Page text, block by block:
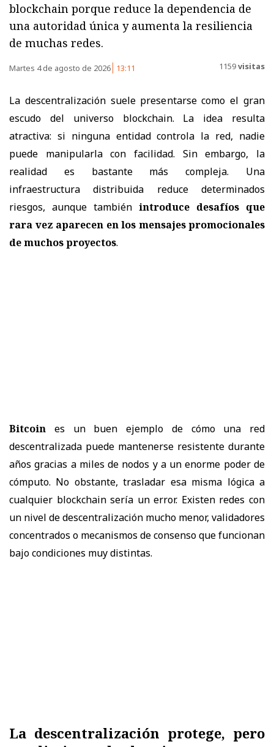
blockchain porque reduce la dependencia de
una autoridad única y aumenta la resiliencia
de muchas redes.
Martes 4 de agosto de 2026 13:11 1159visitas
La descentralización suele presentarse como el gran
escudo del universo blockchain. La idea resulta
atractiva: si ninguna entidad controla la red, nadie
puede manipularla con facilidad. Sin embargo, la
realidad es bastante más compleja. Una
infraestructura distribuida reduce determinados
riesgos, aunque también introduce desafíos que
rara vez aparecen en los mensajes promocionales
de muchos proyectos.
Bitcoin es un buen ejemplo de cómo una red
descentralizada puede mantenerse resistente durante
años gracias a miles de nodos y a un enorme poder de
cómputo. No obstante, trasladar esa misma lógica a
cualquier blockchain sería un error. Existen redes con
un nivel de descentralización mucho menor, validadores
concentrados o mecanismos de consenso que funcionan
bajo condiciones muy distintas.
La descentralización protege, pero